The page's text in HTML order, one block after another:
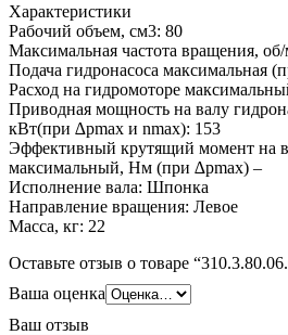
Характеристики
Рабочий объем, см3: 80
Максимальная частота вращения,
Подача гидронасоса максимальная
Расход на гидромоторе
Приводная мощность на валу
кВт(при ∆pmax и nmax): 153
Эффективный крутящий момент на
максимальный, Нм (при ∆pmax) –
Исполнение вала: Шпонка
Направление вращения: Левое
Масса, кг: 22
Оставьте отзыв о товаре
Ваша оценка
Ваш отзыв